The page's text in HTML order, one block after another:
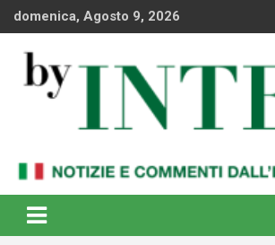
Skipdomenica, Agosto 9, 2026
By Internews
internazionale